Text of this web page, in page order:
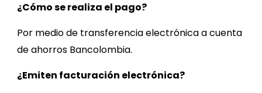
¿Cómo se realiza el pago?
Por medio de transferencia electrónica a cuenta
de ahorros Bancolombia.
¿Emiten facturación electrónica?